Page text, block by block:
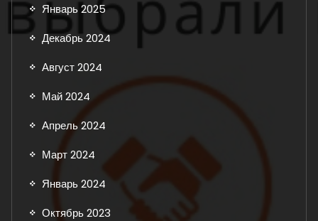
Январь 2025
Декабрь 2024
Август 2024
Май 2024
Апрель 2024
Март 2024
Январь 2024
Октябрь 2023